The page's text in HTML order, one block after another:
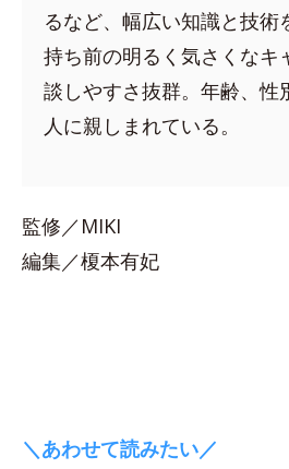
るなど、幅広い知識と技術
持ち前の明るく気さくなキ
談しやすさ抜群。年齢、性
人に親しまれている。
監修／MIKI
編集／榎本有妃
＼あわせて読みたい／